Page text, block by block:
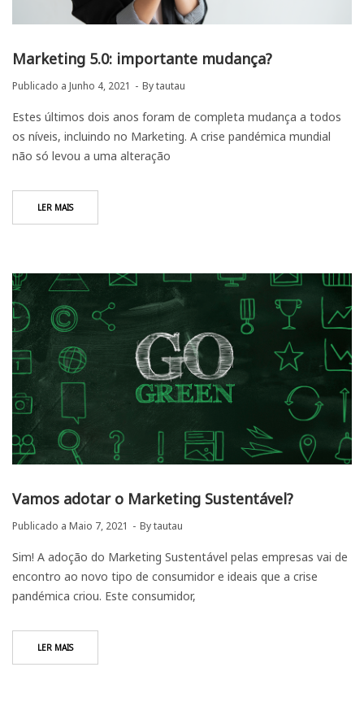
Marketing 5.0: importante mudança?
Publicado a Junho 4, 2021 Bytautau
Estes últimos dois anos foram de completa mudança a todos
os níveis, incluindo no Marketing. A crise pandémica mundial
não só levou a uma alteração
LER MAIS
Vamos adotar o Marketing Sustentável?
Publicado a Maio 7, 2021 Bytautau
Sim! A adoção do Marketing Sustentável pelas empresas vai de
encontro ao novo tipo de consumidor e ideais que a crise
pandémica criou. Este consumidor,
LER MAIS